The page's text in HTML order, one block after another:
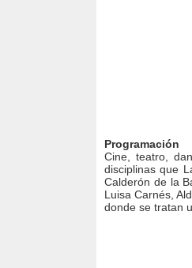
Programación
Cine, teatro,
disciplinas que
Calderón de la
Luisa Carnés,
donde se tratan